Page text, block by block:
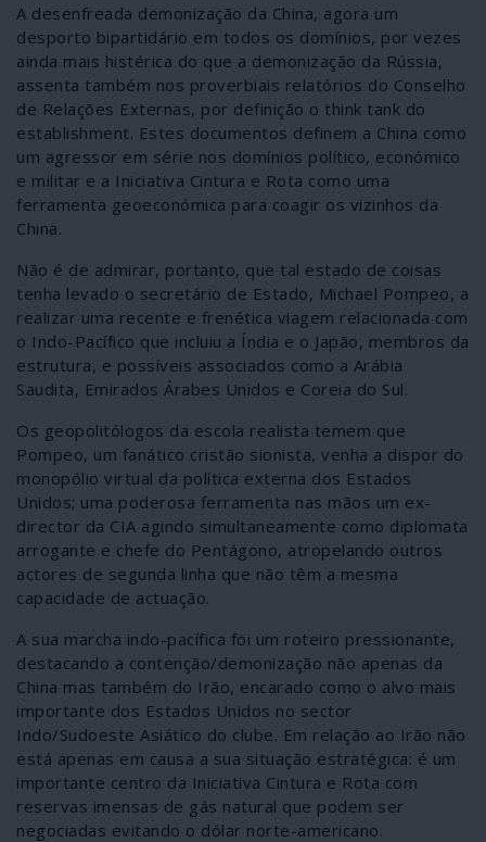
A desenfreada demonização da China, agora um
desporto bipartidário em todos os domínios, por vezes
ainda mais histérica do que a demonização da Rússia,
assenta também nos proverbiais relatórios do Conselho
de Relações Externas, por definição o think tank do
establishment. Estes documentos definem a China como
um agressor em série nos domínios político, económico
e militar e a Iniciativa Cintura e Rota como uma
ferramenta geoeconómica para coagir os vizinhos da
China.
Não é de admirar, portanto, que tal estado de coisas
tenha levado o secretário de Estado, Michael Pompeo, a
realizar uma recente e frenética viagem relacionada com
o Indo-Pacífico que incluiu a Índia e o Japão, membros da
estrutura, e possíveis associados como a Arábia
Saudita, Emirados Árabes Unidos e Coreia do Sul.
Os geopolitólogos da escola realista temem que
Pompeo, um fanático cristão sionista, venha a dispor do
monopólio virtual da política externa dos Estados
Unidos; uma poderosa ferramenta nas mãos um ex-
director da CIA agindo simultaneamente como diplomata
arrogante e chefe do Pentágono, atropelando outros
actores de segunda linha que não têm a mesma
capacidade de actuação.
A sua marcha indo-pacífica foi um roteiro pressionante,
destacando a contenção/demonização não apenas da
China mas também do Irão, encarado como o alvo mais
importante dos Estados Unidos no sector
Indo/Sudoeste Asiático do clube. Em relação ao Irão não
está apenas em causa a sua situação estratégica: é um
importante centro da Iniciativa Cintura e Rota com
reservas imensas de gás natural que podem ser
negociadas evitando o dólar norte-americano.